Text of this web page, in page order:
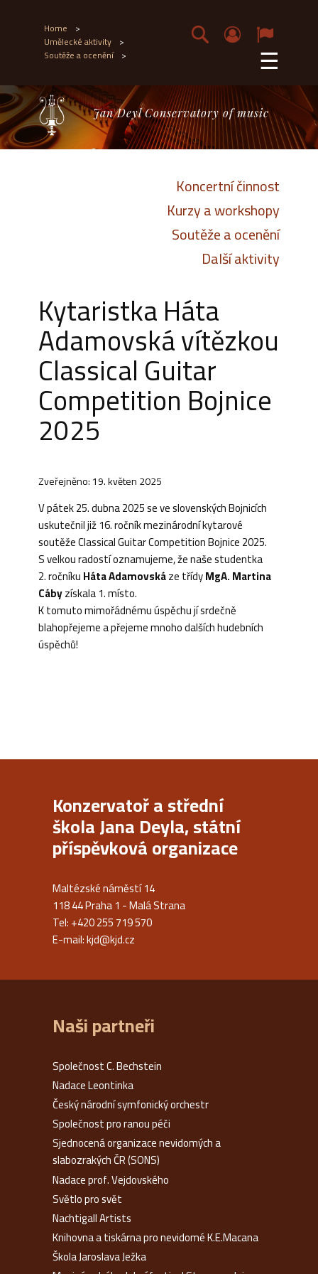
Home >
Umělecké aktivity >
Soutěže a ocenění > ☰
Jan Deyl Conservatory of music
Koncertní činnost
Kurzy a workshopy
Soutěže a ocenění
Další aktivity
Kytaristka Háta
Adamovská vítězkou
Classical Guitar
Competition Bojnice
2025
Zveřejněno: 19. květen 2025
V pátek 25. dubna 2025 se ve slovenských Bojnicích
uskutečnil již 16. ročník mezinárodní kytarové
soutěže Classical Guitar Competition Bojnice 2025.
S velkou radostí oznamujeme, že naše studentka
2. ročníkuHáta Adamovskáze třídyMgA. Martina
Cábyzískala 1. místo.
K tomuto mimořádnému úspěchu jí srdečně
blahopřejeme a přejeme mnoho dalších hudebních
úspěchů!
Konzervatoř a střední
škola Jana Deyla, státní
příspěvková organizace
Maltézské náměstí 14
118 44 Praha 1 - Malá Strana
Tel: +420 255 719 570
E-mail:kjd@kjd.cz
Naši partneři
Společnost C. Bechstein
Nadace Leontinka
Český národní symfonický orchestr
Společnost pro ranou péči
Sjednocená organizace nevidomých a
slabozrakých ČR (SONS)
Nadace prof. Vejdovského
Světlo pro svět
Nachtigall Artists
Knihovna a tiskárna pro nevidomé K.E.Macana
Škola Jaroslava Ježka